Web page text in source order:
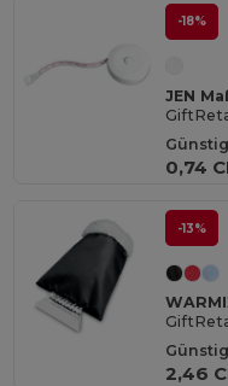
-18%
0,74
-13%
2,46